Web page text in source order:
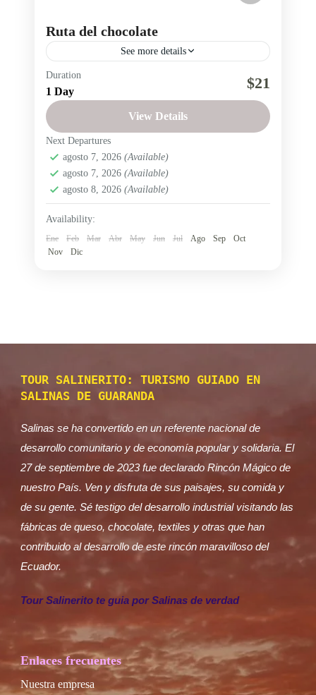
Ruta del chocolate
See more details
Chocolate
Salinas de Guaranda
Visita los emprendimientos locales en Salinas de
Guaranda así como las emblemáticas fábricas de
chocolates y quesos de calidad internacional,
esta experiencia te conectará con...
Salinas de Guaranda
2 People
Duration
1 Day $21
View Details
Next Departures
agosto 7, 2026 (Available)
agosto 7, 2026 (Available)
agosto 8, 2026 (Available)
Availability:
Ene Feb Mar Abr May Jun Jul Ago Sep
Oct
Nov
Dic
TOUR SALINERITO: TURISMO GUIADO EN
SALINAS DE GUARANDA
Salinas se ha convertido en un referente nacional de
desarrollo comunitario y de economía popular y solidaria. El
27 de septiembre de 2023 fue declarado Rincón Mágico de
nuestro País. Ven y disfruta de sus paisajes, su comida y
de su gente. Sé testigo del desarrollo industrial visitando las
fábricas de queso, chocolate, textiles y otras que han
contribuido al desarrollo de este rincón maravilloso del
Ecuador.
Tour Salinerito te guia por Salinas de verdad
Enlaces frecuentes
Nuestra empresa